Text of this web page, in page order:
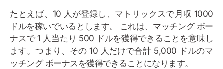
たとえば、10 人が登録し、マトリックスで月収 1000
ドルを稼いでいるとします。 これは、マッチング ボー
ナスで 1 人当たり 500 ドルを獲得できることを意味し
ます。つまり、その 10 人だけで合計 5,000 ドルのマ
ッチング ボーナスを獲得できることになります。